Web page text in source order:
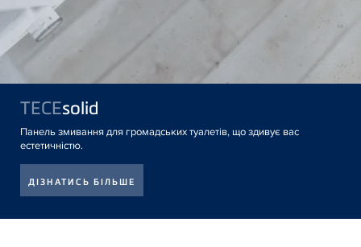
TECEsolid
Панель змивання для громадських туалетів, що здивує вас
естетичністю.
ДІЗНАТИСЬ БІЛЬШЕ